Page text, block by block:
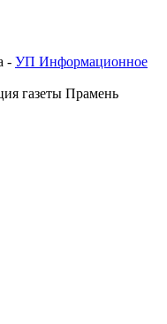
- УП Информационное
газеты Прамень